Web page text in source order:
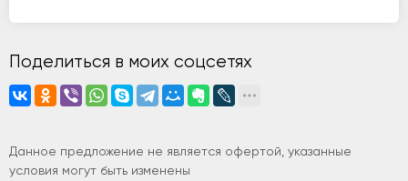
Поделиться в моих соцсетях
Данное предложение не является офертой, указанные
условия могут быть изменены